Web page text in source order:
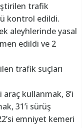
trafik
kontrol edildi.
aleyhlerinde yasal
edildi ve 2
trafik suçları
araç kullanmak, 8’i
31’i sürüş
emniyet kemeri